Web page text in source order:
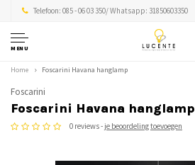
Telefoon: 085 - 06 03 350/ Whatsapp: 31850603350
MENU
Home Foscarini Havana hanglamp
Foscarini
Foscarini Havana hanglamp
0 reviews - je beoordeling toevoegen